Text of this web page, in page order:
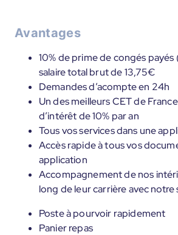
Avantages
10% de prime de congés payés
salaire total brut de 13,75€
Demandes d’acompte en 24h
Un des meilleurs CET de
d’intérêt de 10% par an
Tous vos services dans une
Accès rapide à tous vos
application
Accompagnement de nos
long de leur carrière avec
Poste à pourvoir rapidement
Panier repas